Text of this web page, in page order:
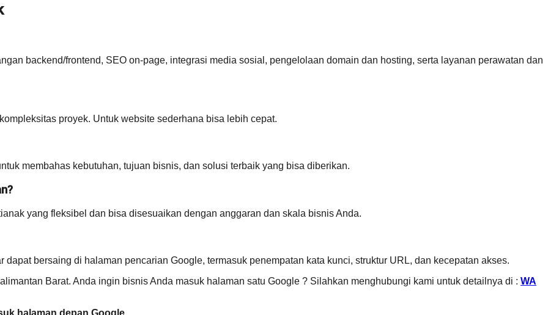
backend/frontend, SEO on-page, integrasi media sosial, pengelolaan domain dan hosting, serta layanan perawatan dan
proyek. Untuk website sederhana bisa lebih cepat.
membahas kebutuhan, tujuan bisnis, dan solusi terbaik yang bisa diberikan.
yang fleksibel dan bisa disesuaikan dengan anggaran dan skala bisnis Anda.
bersaing di halaman pencarian Google, termasuk penempatan kata kunci, struktur URL, dan kecepatan akses.
Barat. Anda ingin bisnis Anda masuk halaman satu Google ? Silahkan menghubungi kami untuk detailnya di : WA
halaman depan Google.